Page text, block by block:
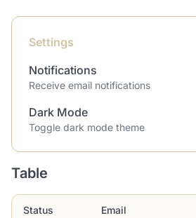
Settings
Notifications
Receive email notifications
Dark Mode
Toggle dark mode theme
Table
Status Email